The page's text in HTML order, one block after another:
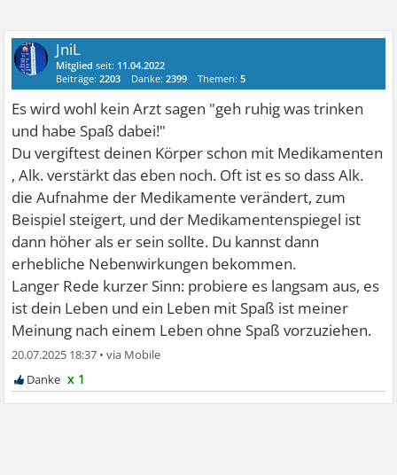
JniL
Mitglied seit: 11.04.2022
Beiträge:2203 Danke:2399 Themen:5
Es wird wohl kein Arzt sagen "geh ruhig was trinken
und habe Spaß dabei!"
Du vergiftest deinen Körper schon mit Medikamenten
, Alk. verstärkt das eben noch. Oft ist es so dass Alk.
die Aufnahme der Medikamente verändert, zum
Beispiel steigert, und der Medikamentenspiegel ist
dann höher als er sein sollte. Du kannst dann
erhebliche Nebenwirkungen bekommen.
Langer Rede kurzer Sinn: probiere es langsam aus, es
ist dein Leben und ein Leben mit Spaß ist meiner
Meinung nach einem Leben ohne Spaß vorzuziehen.
20.07.2025 18:37 •
x 1